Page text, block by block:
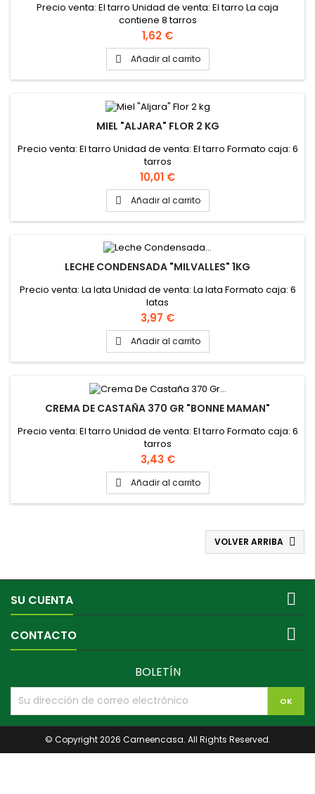
Precio venta: El tarro Unidad de venta: El tarro La caja
contiene 8 tarros
Precio
1,62 €
 Añadir al carrito
MIEL "ALJARA" FLOR 2 KG
Precio venta: El tarro Unidad de venta: El tarro Formato caja: 6
tarros
Precio
10,01 €
 Añadir al carrito
LECHE CONDENSADA "MILVALLES" 1KG
Precio venta: La lata Unidad de venta: La lata Formato caja: 6
latas
Precio
3,97 €
 Añadir al carrito
CREMA DE CASTAÑA 370 GR "BONNE MAMAN"
Precio venta: El tarro Unidad de venta: El tarro Formato caja: 6
tarros
Precio
3,43 €
 Añadir al carrito
VOLVER ARRIBA 
SU CUENTA 
CONTACTO 
BOLETÍN
© Copyright 2026 Carneencasa. All Rights Reserved.